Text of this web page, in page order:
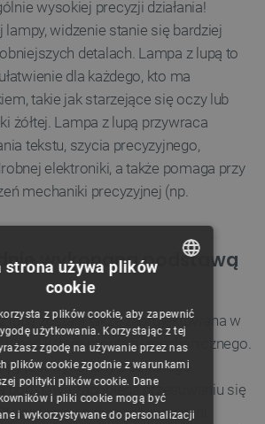
wysokiej precyzji działania!
lampy, widzenie stanie się bardziej
detalach. Lampa z lupą to
dla każdego, kto ma
takie jak starzejące się oczy lub
żółtej. Lampa z lupą przywraca
tekstu, szycia precyzyjnego,
elektroniki, a także pomaga przy
mechaniki precyzyjnej (np.
wykonaną podstawą
lupą została także zaprojektowana w
pod kątem montażu mechanicznego.
jest wykonany z solidnego
podstawa zapobiega przesuwaniu się
lampy o dużej powierzchni
CZECH
ENGLISH
GERMAN
strona używa plików
cookie
z plików cookie, aby zapewnić
użytkowania. Korzystając z tej
zgodę na używanie przez nas
plików cookie zgodnie z warunkami
polityki plików cookie. Dane
i pliki cookie mogą być
i wykorzystywane do personalizacji